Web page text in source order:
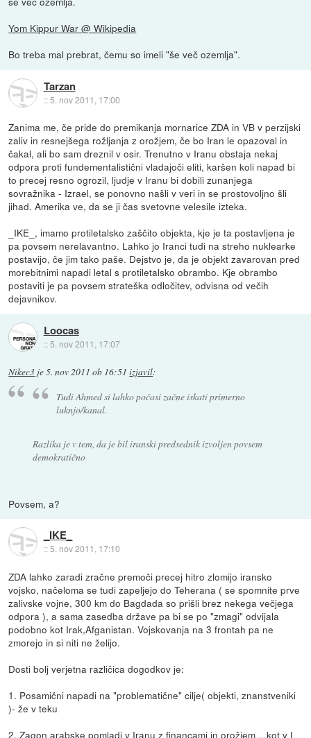
Yom Kippur War @ Wikipedia
Bo treba mal prebrat, čemu so imeli "še več ozemlja".
Tarzan
::5. nov 2011, 17:00
Zanima me, če pride do premikanja mornarice ZDA in VB v perzijski
zaliv in resnejšega rožljanja z orožjem, če bo Iran le opazoval in
čakal, ali bo sam dreznil v osir. Trenutno v Iranu obstaja nekaj
odpora proti fundementalistični vladajoči eliti, karšen koli napad bi
to precej resno ogrozil, ljudje v Iranu bi dobili zunanjega
sovražnika - Izrael, se ponovno našli v veri in se prostovoljno šli
jihad. Amerika ve, da se ji čas svetovne velesile izteka.
_IKE_, imamo protiletalsko zaščito objekta, kje je ta postavljena je
pa povsem nerelavantno. Lahko jo Iranci tudi na streho nuklearke
postavijo, če jim tako paše. Dejstvo je, da je objekt zavarovan pred
morebitnimi napadi letal s protiletalsko obrambo. Kje obrambo
postaviti je pa povsem strateška odločitev, odvisna od večih
dejavnikov.
Loocas
:: 5. nov 2011, 17:07
Nikec3 je5. nov 2011 ob 16:51 izjavil:
Tudi Ahmed si lahko počasi začne iskati primerno
luknjo/kanal.
Razlika je v tem, da je bil iranski predsednik izvoljen povsem
demokratično
Povsem, a?
_IKE_
::5. nov 2011, 17:10
ZDA lahko zaradi zračne premoči precej hitro zlomijo iransko
vojsko, načeloma se tudi zapeljejo do Teherana ( se spomnite prve
zalivske vojne, 300 km do Bagdada so prišli brez nekega večjega
odpora ), a sama zasedba države pa bi se po "zmagi" odvijala
podobno kot Irak,Afganistan. Vojskovanja na 3 frontah pa ne
zmorejo in si niti ne želijo.
Dosti bolj verjetna različica dogodkov je:
1. Posamični napadi na "problematične" cilje( objekti, znanstveniki
)- že v teku
2. Zagon arabske pomladi v Iranu z financami in orožjem ...kot v L